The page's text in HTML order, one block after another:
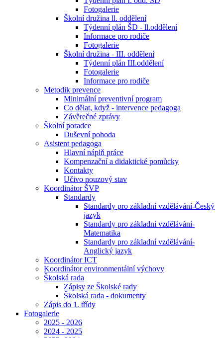
Fotogalerie
Školní družina ll. oddělení
Týdenní plán ŠD - ll.oddělení
Informace pro rodiče
Fotogalerie
Školní družina - III. oddělení
Týdenní plán III.oddělení
Fotogalerie
Informace pro rodiče
Metodik prevence
Minimální preventivní program
Co dělat, když - intervence pedagoga
Závěrečné zprávy
Školní poradce
Duševní pohoda
Asistent pedagoga
Hlavní náplň práce
Kompenzační a didaktické pomůcky
Kontakty
Učivo nouzový stav
Koordinátor ŠVP
Standardy
Standardy pro základní vzdělávání-Český
jazyk
Standardy pro základní vzdělávání-
Matematika
Standardy pro základní vzdělávání-
Anglický jazyk
Koordinátor ICT
Koordinátor environmentální výchovy
Školská rada
Zápisy ze Školské rady
Školská rada - dokumenty
Zápis do 1. třídy
Fotogalerie
2025 - 2026
2024 - 2025